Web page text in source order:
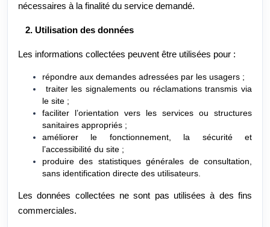
nécessaires à la finalité du service demandé.
2. Utilisation des données
Les informations collectées peuvent être utilisées pour :
répondre aux demandes adressées par les usagers ;
traiter les signalements ou réclamations transmis via
le site ;
faciliter l’orientation vers les services ou structures
sanitaires appropriés ;
améliorer le fonctionnement, la sécurité et
l’accessibilité du site ;
produire des statistiques générales de consultation,
sans identification directe des utilisateurs.
Les données collectées ne sont pas utilisées à des fins
commerciales.